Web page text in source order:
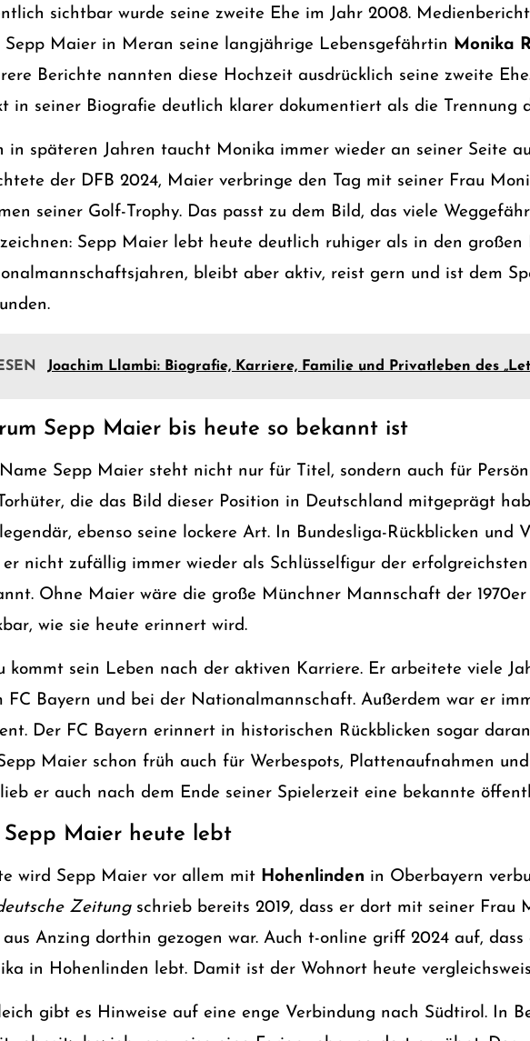
sichtbar wurde seine zweite Ehe im Jahr 2008.
Sepp Maier in Meran seine langjährige Lebensgefährtin Monika
Berichte nannten diese Hochzeit ausdrücklich seine zweite
in seiner Biografie deutlich klarer dokumentiert als die Trennung
in späteren Jahren taucht Monika immer wieder an seiner Seite
der DFB 2024, Maier verbringe den Tag mit seiner Frau
seiner Golf-Trophy. Das passt zu dem Bild, das viele
Sepp Maier lebt heute deutlich ruhiger als in den großen
bleibt aber aktiv, reist gern und ist dem
Joachim Llambi: Biografie, Karriere, Familie und Privatleben des
Sepp Maier bis heute so bekannt ist
Sepp Maier steht nicht nur für Titel, sondern auch für
die das Bild dieser Position in Deutschland mitgeprägt
ebenso seine lockere Art. In Bundesliga-Rückblicken und
nicht zufällig immer wieder als Schlüsselfigur der erfolgreichsten
Ohne Maier wäre die große Münchner Mannschaft der 1970er
wie sie heute erinnert wird.
kommt sein Leben nach der aktiven Karriere. Er arbeitete viele
FC Bayern und bei der Nationalmannschaft. Außerdem war er
Der FC Bayern erinnert in historischen Rückblicken sogar
Maier schon früh auch für Werbespots, Plattenaufnahmen
er auch nach dem Ende seiner Spielerzeit eine bekannte
Sepp Maier heute lebt
wird Sepp Maier vor allem mit Hohenlinden in Oberbayern
Zeitungschrieb bereits 2019, dass er dort mit seiner Frau
aus Anzing dorthin gezogen war. Auch t-online griff 2024 auf,
in Hohenlinden lebt. Damit ist der Wohnort heute
gibt es Hinweise auf eine enge Verbindung nach Südtirol. In